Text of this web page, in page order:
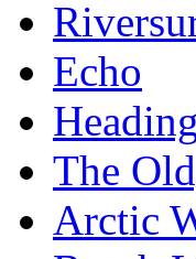
Echo
The
Arctic